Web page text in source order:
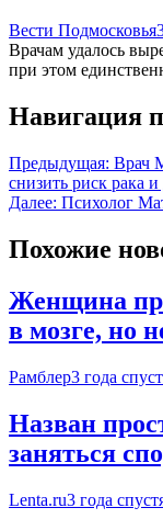
Вести Подмосковья
Врачам удалось
при этом
Навигация
Предыдущая: Врач
снизить риск рака
Далее: Психолог
Похожие
Женщина
в мозге, но
Рамблер3 года
Назван
заняться
Lenta.ru3 года